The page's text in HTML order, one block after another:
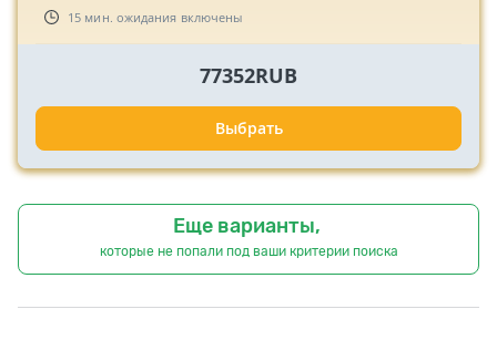
15 мин. ожидания включены
77352RUB
Выбрать
Еще варианты,
которые не попали под ваши критерии поиска